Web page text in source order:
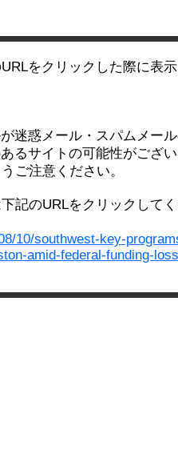
をクリックした際に表
迷惑メール・スパムメー
るサイトの可能性がござ
ご注意ください。
記のURLをクリックして
10/southwest-key-
amid-federal-funding-